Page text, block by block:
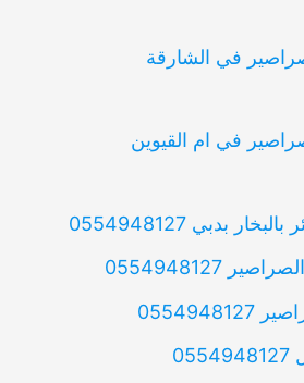
في الشارقة
في ام القيوين
بدبي 0554948127